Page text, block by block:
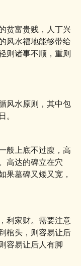
贫富贵贱，人丁兴
风水福地能够带给
则诸事不顺，重则
风水原则，其中包
。
般上底不过腹，高
高达的碑立在穴
果墓碑又矮又宽，
利家财。需要注意
棺头，则容易让后
容易让后人有脚